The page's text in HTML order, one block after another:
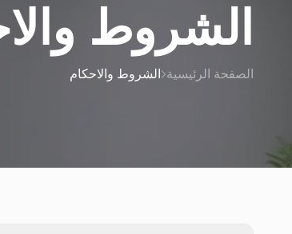
الشروط
الصفحة الرئيسية الشروط والاحكام